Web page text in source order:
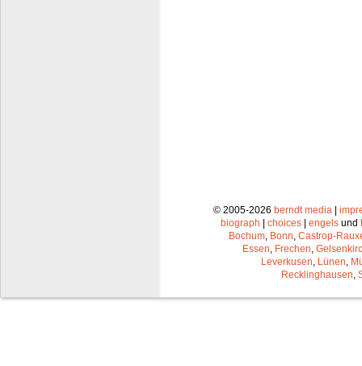
© 2005-2026 berndt media|
biograph
choices engels und
Bochum, Bonn, Castrop-
Essen, Frechen,
Leverkusen, Lünen,
Recklinghausen,